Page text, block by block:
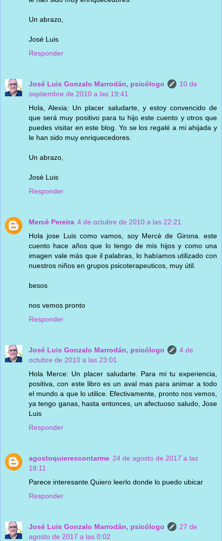
Un abrazo,
José Luis
Responder
José Luis Gonzalo Marrodán, psicólogo
10 de
septiembre de 2010 a las 19:41
Hola, Alexia: Un placer saludarte, y estoy convencido de
que será muy positivo para tu hijo este cuento y otros que
puedes visitar en este blog. Yo se los regalé a mi ahijada y
le han sido muy enriquecedores.
Un abrazo,
José Luis
Responder
Mercè Pereira 4 de octubre de 2010 a las 22:21
Hola jose Luis como vamos, soy Mercè de Girona. este
cuento hace años que lo tengo de mis hijos y como una
imagen vale más que il palabras, lo habíamos utilizado con
nuestros niños en grupos psicoterapeuticos, muy útil.
besos
nos vemos pronto
Responder
José Luis Gonzalo Marrodán, psicólogo
4 de
octubre de 2010 a las 23:01
Hola Merce: Un placer saludarte. Para mi tu experiencia,
positiva, con este libro es un aval mas para animar a todo
el mundo a que lo utilice. Efectivamente, pronto nos vemos,
ya tengo ganas, hasta entonces, un afectuoso saludo, Jose
Luis
Responder
agostoquierescontarme 24 de agosto de 2017 a las
18:11
Parece interesante.Quiero leerlo donde lo puedo ubicar
Responder
José Luis Gonzalo Marrodán, psicólogo
27 de
agosto de 2017 a las 0:02